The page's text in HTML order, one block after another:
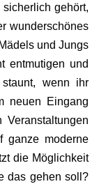
gehört,
wunderschönes
und Jungs
entmutigen und
wenn ihr
neuen Eingang
ganze moderne
die Möglichkeit
das gehen soll?